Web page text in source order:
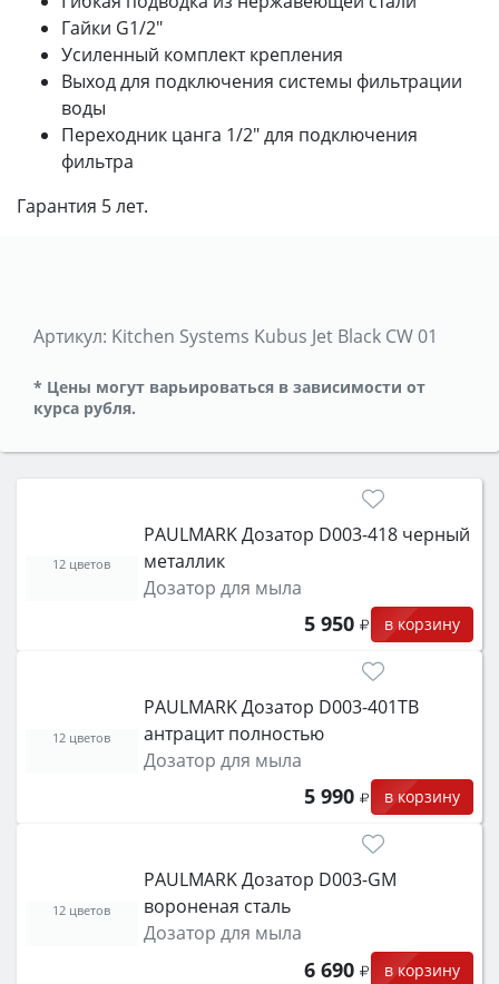
Гайки G1/2"
Усиленный комплект крепления
Выход для подключения системы фильтрации
воды
Переходник цанга 1/2" для подключения
фильтра
Гарантия 5 лет.
Артикул: Kitchen Systems Kubus Jet Black CW 01
* Цены могут варьироваться в зависимости от
курса рубля.
PAULMARK Дозатор D003-418 черный
металлик
Дозатор для мыла
5 950 в корзину
12 цветов
PAULMARK Дозатор D003-401TB
антрацит полностью
Дозатор для мыла
5 990 в корзину
12 цветов
PAULMARK Дозатор D003-GM
вороненая сталь
Дозатор для мыла
6 690 в корзину
12 цветов